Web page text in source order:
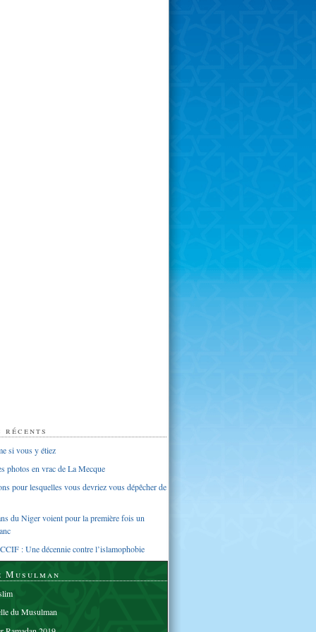
si vous y étiez
photos en vrac de La Mecque
pour lesquelles vous devriez vous dépêcher de
du Niger voient pour la première fois un
: Une décennie contre l’islamophobie
Musulman
du Musulman